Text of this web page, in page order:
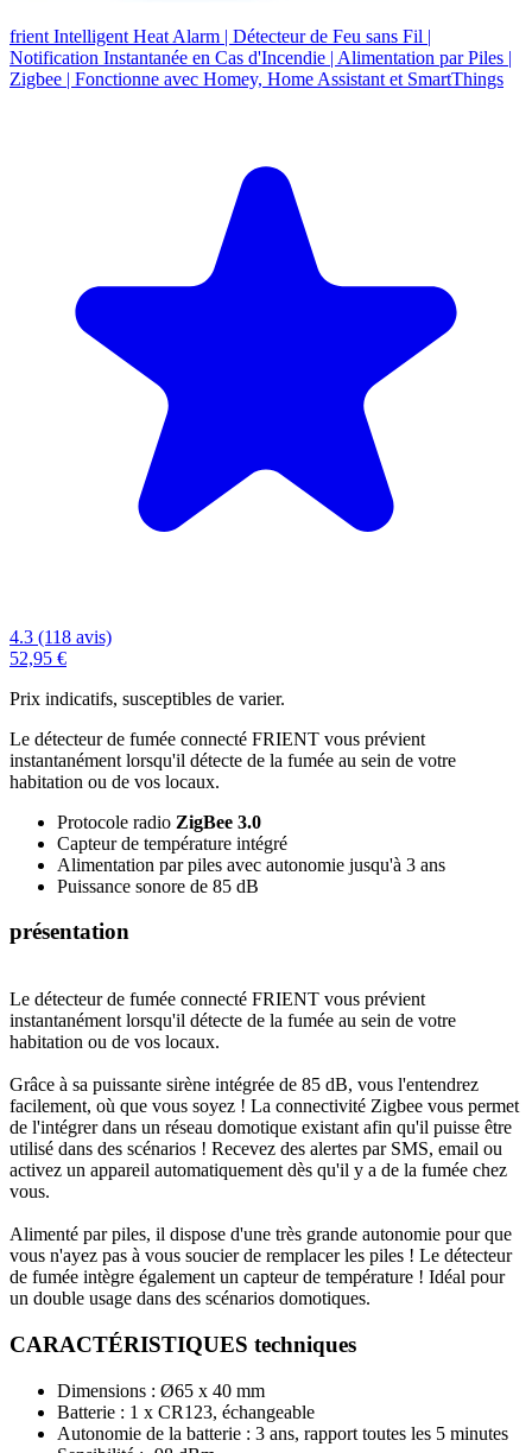
frient Intelligent Heat Alarm | Détecteur de Feu sans Fil |
Notification Instantanée en Cas d'Incendie | Alimentation par Piles |
Zigbee | Fonctionne avec Homey, Home Assistant et SmartThings
4.3 (118 avis)
52,95 €
Prix indicatifs, susceptibles de varier.
Le détecteur de fumée connecté FRIENT vous prévient
instantanément lorsqu'il détecte de la fumée au sein de votre
habitation ou de vos locaux.
Protocole radio ZigBee 3.0
Capteur de température intégré
Alimentation par piles avec autonomie jusqu'à 3 ans
Puissance sonore de 85 dB
présentation
Le détecteur de fumée connecté FRIENT vous prévient
instantanément lorsqu'il détecte de la fumée au sein de votre
habitation ou de vos locaux.
Grâce à sa puissante sirène intégrée de 85 dB, vous l'entendrez
facilement, où que vous soyez ! La connectivité Zigbee vous permet
de l'intégrer dans un réseau domotique existant afin qu'il puisse être
utilisé dans des scénarios ! Recevez des alertes par SMS, email ou
activez un appareil automatiquement dès qu'il y a de la fumée chez
vous.
Alimenté par piles, il dispose d'une très grande autonomie pour que
vous n'ayez pas à vous soucier de remplacer les piles ! Le détecteur
de fumée intègre également un capteur de température ! Idéal pour
un double usage dans des scénarios domotiques.
CARACTÉRISTIQUES techniques
Dimensions : Ø65 x 40 mm
Batterie : 1 x CR123, échangeable
Autonomie de la batterie : 3 ans, rapport toutes les 5 minutes